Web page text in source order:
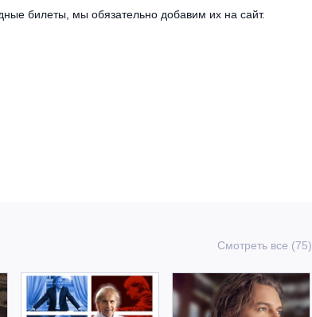
билеты, мы обязательно добавим их на сайт.
Смотреть все (75)